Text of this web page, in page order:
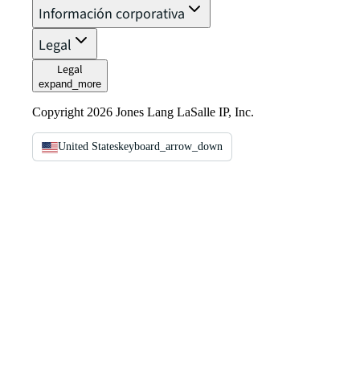
Información corporativa
Legal
Legal
expand_more
Copyright 2026 Jones Lang LaSalle IP, Inc.
United Stateskeyboard_arrow_down